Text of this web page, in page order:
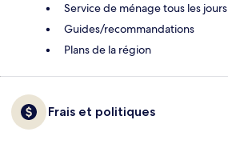
Service de ménage tous les jours
Guides/recommandations
Plans de la région
Frais et politiques